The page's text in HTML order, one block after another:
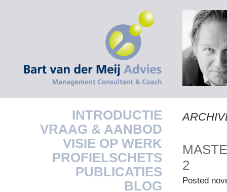
INTRODUCTIE
VRAAG & AANBOD
VISIE OP WERK
PROFIELSCHETS
PUBLICATIES
BLOG
2
Posted